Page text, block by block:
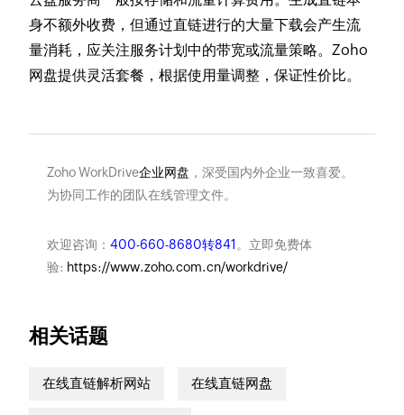
身不额外收费，但通过直链进行的大量下载会产生流
量消耗，应关注服务计划中的带宽或流量策略。Zoho
网盘提供灵活套餐，根据使用量调整，保证性价比。
Zoho WorkDrive企业网盘 ，深受国内外企业一致喜爱。
为协同工作的团队在线管理文件。
欢迎咨询： 400-660-8680转841 。立即免费体
验: https://www.zoho.com.cn/workdrive/
相关话题
在线直链解析网站 在线直链网盘